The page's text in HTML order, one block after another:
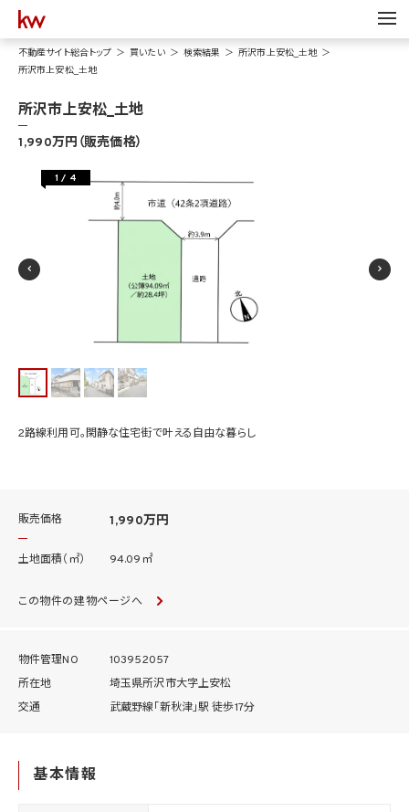
不動産サイト総合トップ 買いたい 検索結果
所沢市上安松_土地
所沢市上安松_土地
所沢市上安松_土地
1,990万円（販売価格）
1 / 4
2路線利用可。閑静な住宅街で叶える自由な暮らし
販売価格 1,990万円
土地面積（㎡） 94.09㎡
この物件の建物ページへ
物件管理NO
103952057
所在地
埼玉県所沢市大字上安松
交通
武蔵野線「新秋津」駅 徒歩17分
基本情報